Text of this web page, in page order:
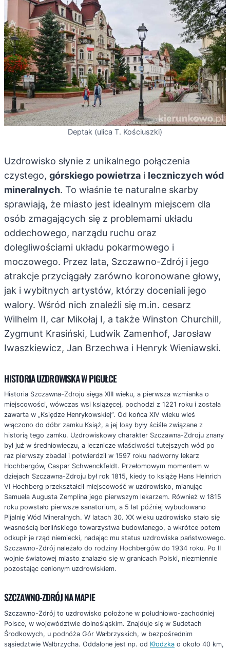
Deptak (ulica T. Kościuszki)
Uzdrowisko słynie z unikalnego połączenia
czystego, górskiego powietrza i leczniczych wód
mineralnych. To właśnie te naturalne skarby
sprawiają, że miasto jest idealnym miejscem dla
osób zmagających się z problemami układu
oddechowego, narządu ruchu oraz
dolegliwościami układu pokarmowego i
moczowego. Przez lata, Szczawno-Zdrój i jego
atrakcje przyciągały zarówno koronowane głowy,
jak i wybitnych artystów, którzy doceniali jego
walory. Wśród nich znaleźli się m.in. cesarz
Wilhelm II, car Mikołaj I, a także Winston Churchill,
Zygmunt Krasiński, Ludwik Zamenhof, Jarosław
Iwaszkiewicz, Jan Brzechwa i Henryk Wieniawski.
HISTORIA UZDROWISKA W PIGUŁCE
Historia Szczawna-Zdroju sięga XIII wieku, a pierwsza wzmianka o
miejscowości, wówczas wsi książęcej, pochodzi z 1221 roku i została
zawarta w „Księdze Henrykowskiej”. Od końca XIV wieku wieś
włączono do dóbr zamku Książ, a jej losy były ściśle związane z
historią tego zamku. Uzdrowiskowy charakter Szczawna-Zdroju znany
był już w średniowieczu, a lecznicze właściwości tutejszych wód po
raz pierwszy zbadał i potwierdził w 1597 roku nadworny lekarz
Hochbergów, Caspar Schwenckfeldt. Przełomowym momentem w
dziejach Szczawna-Zdroju był rok 1815, kiedy to książę Hans Heinrich
VI Hochberg przekształcił miejscowość w uzdrowisko, mianując
Samuela Augusta Zemplina jego pierwszym lekarzem. Również w 1815
roku powstało pierwsze sanatorium, a 5 lat później wybudowano
Pijalnię Wód Mineralnych. W latach 30. XX wieku uzdrowisko stało się
własnością berlińskiego towarzystwa budowlanego, a wkrótce potem
odkupił je rząd niemiecki, nadając mu status uzdrowiska państwowego.
Szczawno-Zdrój należało do rodziny Hochbergów do 1934 roku. Po II
wojnie światowej miasto znalazło się w granicach Polski, niezmiennie
pozostając cenionym uzdrowiskiem.
SZCZAWNO-ZDRÓJ NA MAPIE
Szczawno-Zdrój to uzdrowisko położone w południowo-zachodniej
Polsce, w województwie dolnośląskim. Znajduje się w Sudetach
Środkowych, u podnóża Gór Wałbrzyskich, w bezpośrednim
sąsiedztwie Wałbrzycha. Oddalone jest np. od Kłodzka o około 40 km,